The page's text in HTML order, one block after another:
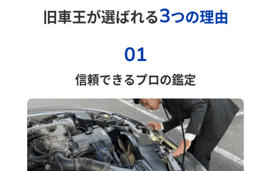
旧車王が選ばれる3つの理由
01
信頼できるプロの鑑定